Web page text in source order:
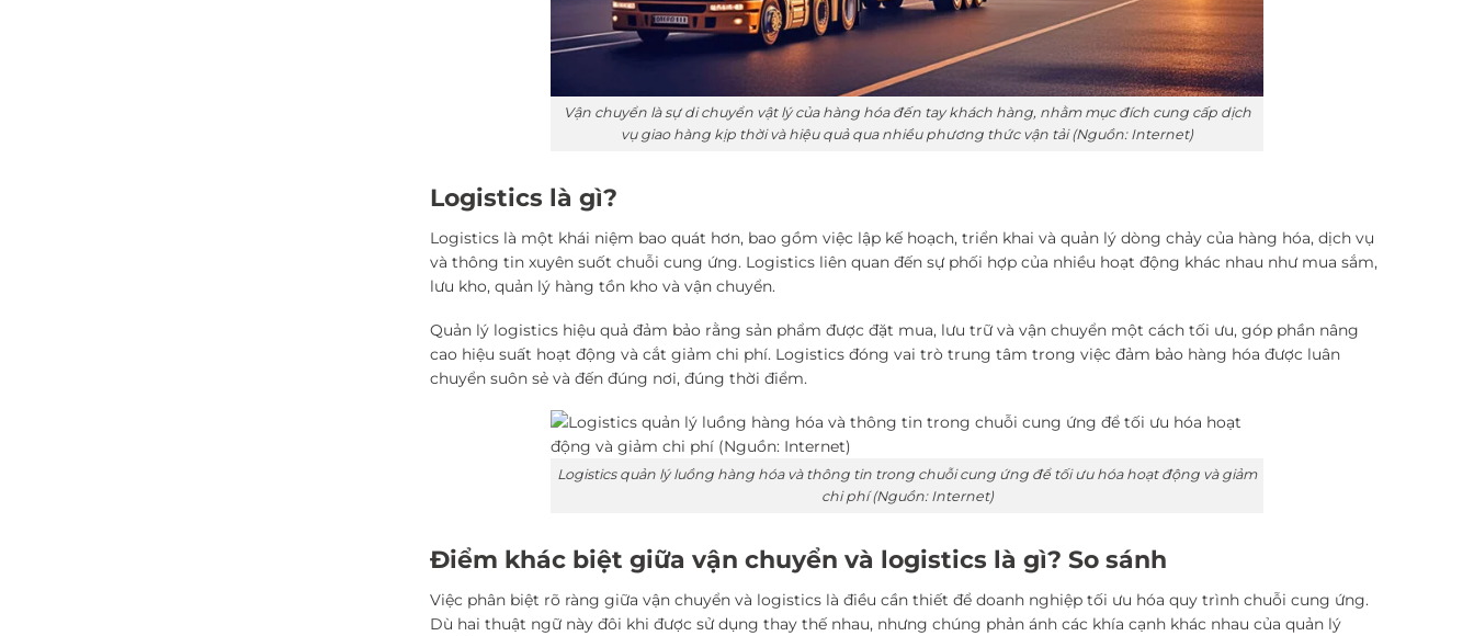
Vận chuyển là sự di chuyển vật lý của hàng hóa đến tay khách hàng, nhằm mục đích cung cấp dịch
vụ giao hàng kịp thời và hiệu quả qua nhiều phương thức vận tải (Nguồn: Internet)
Logistics là gì?
Logistics là một khái niệm bao quát hơn, bao gồm việc lập kế hoạch, triển khai và quản lý dòng chảy của hàng hóa, dịch vụ
và thông tin xuyên suốt chuỗi cung ứng. Logistics liên quan đến sự phối hợp của nhiều hoạt động khác nhau như mua sắm,
lưu kho, quản lý hàng tồn kho và vận chuyển.
Quản lý logistics hiệu quả đảm bảo rằng sản phẩm được đặt mua, lưu trữ và vận chuyển một cách tối ưu, góp phần nâng
cao hiệu suất hoạt động và cắt giảm chi phí. Logistics đóng vai trò trung tâm trong việc đảm bảo hàng hóa được luân
chuyển suôn sẻ và đến đúng nơi, đúng thời điểm.
Logistics quản lý luồng hàng hóa và thông tin trong chuỗi cung ứng để tối ưu hóa hoạt động và giảm
chi phí (Nguồn: Internet)
Điểm khác biệt giữa vận chuyển và logistics là gì? So sánh
Việc phân biệt rõ ràng giữa vận chuyển và logistics là điều cần thiết để doanh nghiệp tối ưu hóa quy trình chuỗi cung ứng.
Dù hai thuật ngữ này đôi khi được sử dụng thay thế nhau, nhưng chúng phản ánh các khía cạnh khác nhau của quản lý